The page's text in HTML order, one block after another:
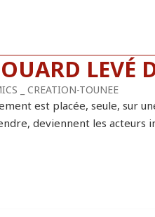
LEVÉ
_ CREATION-TOUNEE
est placée, seule, sur
deviennent les acteurs